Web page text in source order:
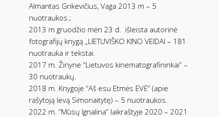
Almantas Grikevičius, Vaga 2013 m – 5
nuotraukos.;
2013 m gruodžio mėn 23 d.
išleista autorinė
fotografijų knygą „LIETUVIŠKO KINO VEIDAI – 181
nuotrauka ir tekstai.
2017 m. Žinyne “Lietuvos kinematografininkai” –
30 nuotraukų.
2018 m. Knygoje “Aš esu Etmės EVĖ” (apie
rašytoją Ievą Simonaitytę) – 5 nuotraukos.
2022 m. “Mūsų Ignalina” laikraštyje 2020 – 2021